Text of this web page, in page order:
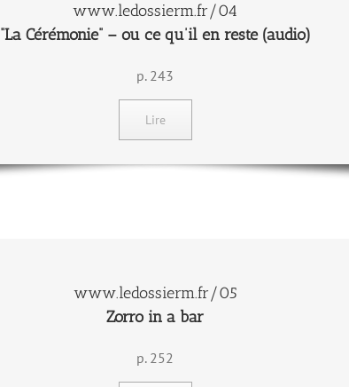
www.ledossierm.fr/04
“La Cérémonie” – ou ce qu’il en reste (audio)
p. 243
Lire
www.ledossierm.fr/05
Zorro in a bar
p. 252